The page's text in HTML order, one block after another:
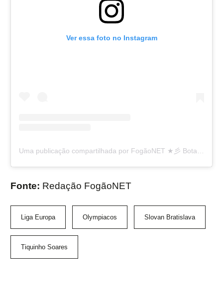
Ver essa foto no Instagram
Uma publicação compartilhada por FogãoNET ★彡 Botafogo FR 👨🏽‍💻🔥 (@fogaonet)
Fonte: Redação FogãoNET
Liga Europa Olympiacos Slovan Bratislava
Tiquinho Soares